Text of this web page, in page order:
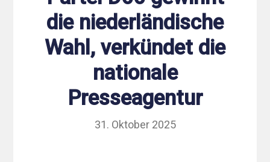
die niederländische
Wahl, verkündet die
nationale
Presseagentur
31. Oktober 2025